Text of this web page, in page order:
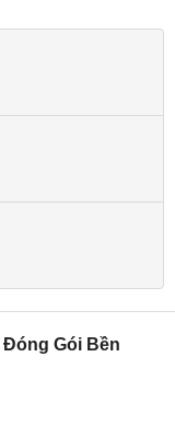
Đóng Gói Bền